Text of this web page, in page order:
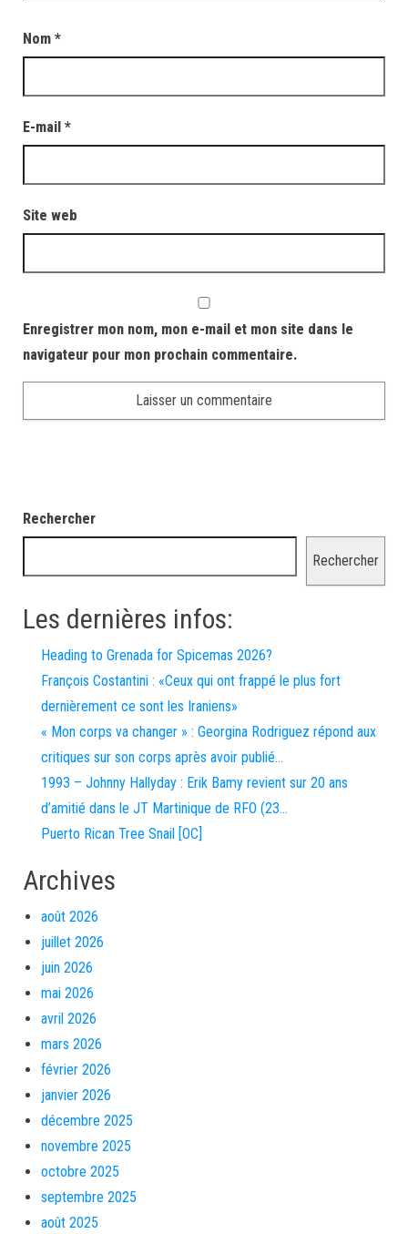
Nom *
E-mail *
Site web
Enregistrer mon nom, mon e-mail et mon site dans le
navigateur pour mon prochain commentaire.
Rechercher
Rechercher
Les dernières infos:
Heading to Grenada for Spicemas 2026?
François Costantini : «Ceux qui ont frappé le plus fort
dernièrement ce sont les Iraniens»
« Mon corps va changer » : Georgina Rodriguez répond aux
critiques sur son corps après avoir publié…
1993 – Johnny Hallyday : Erik Bamy revient sur 20 ans
d’amitié dans le JT Martinique de RFO (23…
Puerto Rican Tree Snail [OC]
Archives
août 2026
juillet 2026
juin 2026
mai 2026
avril 2026
mars 2026
février 2026
janvier 2026
décembre 2025
novembre 2025
octobre 2025
septembre 2025
août 2025